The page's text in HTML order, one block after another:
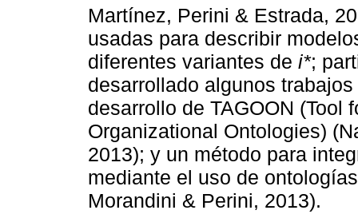
Martínez, Perini & Estrada,
usadas para describir
diferentes variantes de i*;
desarrollado algunos
desarrollo de TAGOON (Tool
Organizational Ontologies)
2013); y un método para
mediante el uso de
Morandini & Perini, 2013).